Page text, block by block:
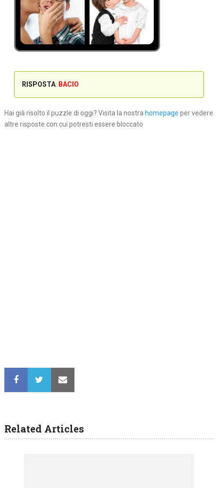
RISPOSTA: BACIO
Hai già risolto il puzzle di oggi? Visita la nostra homepage per vedere
altre risposte con cui potresti essere bloccato
Related Articles